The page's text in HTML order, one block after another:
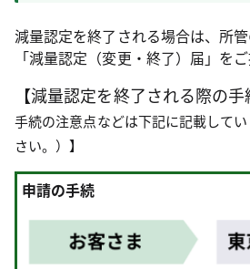
減量認定を終了される場合は、所
「減量認定（変更・終了）届」を
【減量認定を終了される際の
手続の注意点などは下記に記載して
さい。）】
申請の手続